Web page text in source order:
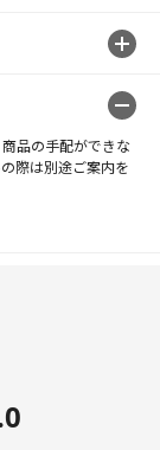
品の手配ができな
際は別途ご案内を